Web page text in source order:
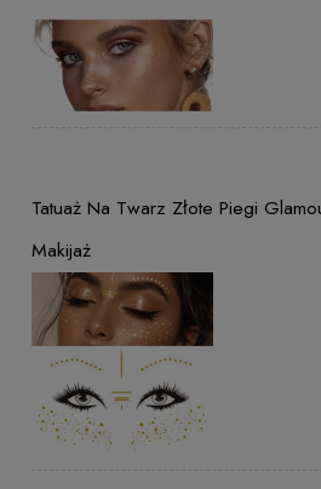
Tatuaż Na Twarz Złote Piegi
Makijaż